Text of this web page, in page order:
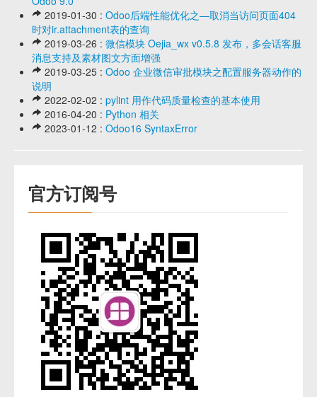
2019-01-30 : Odoo后端性能优化之—取消当访问页面404
时对ir.attachment表的查询
2019-03-26 : 微信模块 Oejia_wx v0.5.8 发布，多会话客服
消息支持及素材图文方面增强
2019-03-25 : Odoo 企业微信审批模块之配置服务器动作的
说明
2022-02-02 : pylint 用作代码质量检查的基本使用
2016-04-20 : Python 相关
2023-01-12 : Odoo16 SyntaxError
官方订阅号